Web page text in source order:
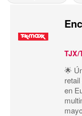
TJX/
🌟
en